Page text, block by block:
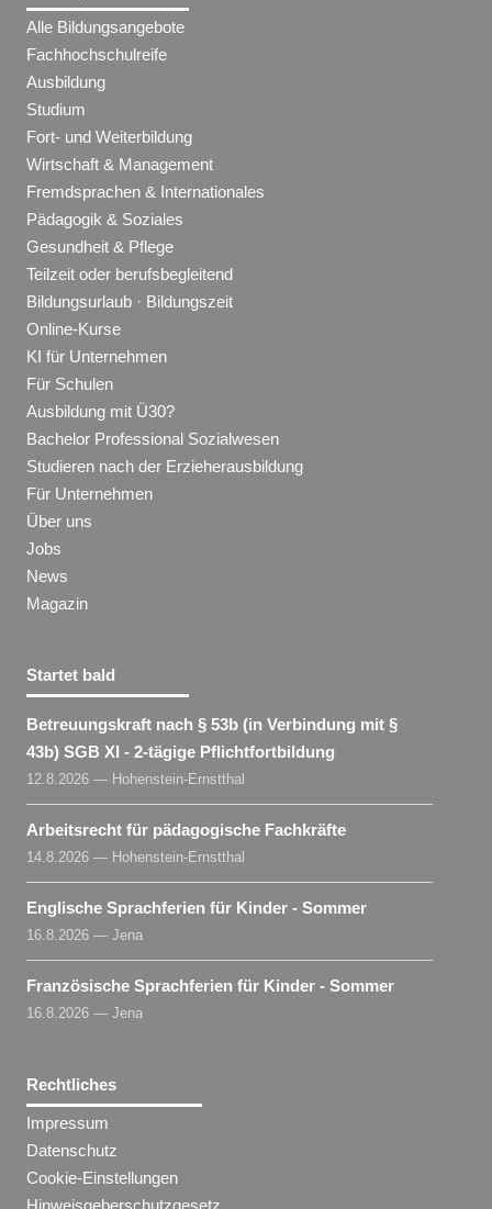
Alle Bildungsangebote
Fachhochschulreife
Ausbildung
Studium
Fort- und Weiterbildung
Wirtschaft & Management
Fremdsprachen & Internationales
Pädagogik & Soziales
Gesundheit & Pflege
Teilzeit oder berufsbegleitend
Bildungsurlaub · Bildungszeit
Online-Kurse
KI für Unternehmen
Für Schulen
Ausbildung mit Ü30?
Bachelor Professional Sozialwesen
Studieren nach der Erzieherausbildung
Für Unternehmen
Über uns
Jobs
News
Magazin
Startet bald
Betreuungskraft nach § 53b (in Verbindung mit §
43b) SGB XI - 2-tägige Pflichtfortbildung
12.8.2026 — Hohenstein-Ernstthal
Arbeitsrecht für pädagogische Fachkräfte
14.8.2026 — Hohenstein-Ernstthal
Englische Sprachferien für Kinder - Sommer
16.8.2026 — Jena
Französische Sprachferien für Kinder - Sommer
16.8.2026 — Jena
Rechtliches
Impressum
Datenschutz
Cookie-Einstellungen